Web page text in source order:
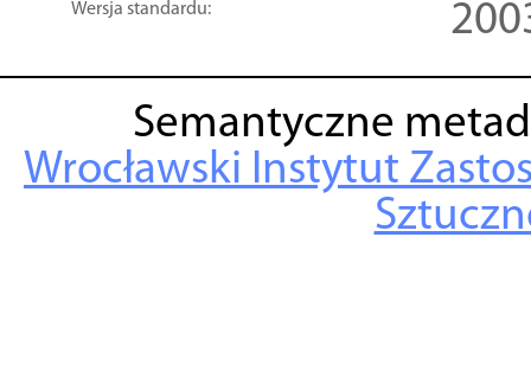
Wersja standardu:
Semantyczne
Wrocławski Instytut